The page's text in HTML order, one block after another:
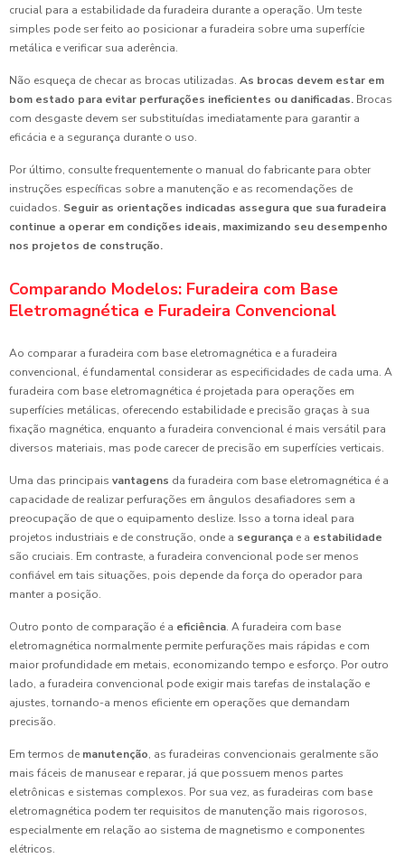
crucial para a estabilidade da furadeira durante a operação. Um teste
simples pode ser feito ao posicionar a furadeira sobre uma superfície
metálica e verificar sua aderência.
Não esqueça de checar as brocas utilizadas. As brocas devem estar em
bom estado para evitar perfurações ineficientes ou danificadas. Brocas
com desgaste devem ser substituídas imediatamente para garantir a
eficácia e a segurança durante o uso.
Por último, consulte frequentemente o manual do fabricante para obter
instruções específicas sobre a manutenção e as recomendações de
cuidados. Seguir as orientações indicadas assegura que sua furadeira
continue a operar em condições ideais, maximizando seu desempenho
nos projetos de construção.
Comparando Modelos: Furadeira com Base
Eletromagnética e Furadeira Convencional
Ao comparar a furadeira com base eletromagnética e a furadeira
convencional, é fundamental considerar as especificidades de cada uma. A
furadeira com base eletromagnética é projetada para operações em
superfícies metálicas, oferecendo estabilidade e precisão graças à sua
fixação magnética, enquanto a furadeira convencional é mais versátil para
diversos materiais, mas pode carecer de precisão em superfícies verticais.
Uma das principais vantagens da furadeira com base eletromagnética é a
capacidade de realizar perfurações em ângulos desafiadores sem a
preocupação de que o equipamento deslize. Isso a torna ideal para
projetos industriais e de construção, onde a segurança e a estabilidade
são cruciais. Em contraste, a furadeira convencional pode ser menos
confiável em tais situações, pois depende da força do operador para
manter a posição.
Outro ponto de comparação é a eficiência. A furadeira com base
eletromagnética normalmente permite perfurações mais rápidas e com
maior profundidade em metais, economizando tempo e esforço. Por outro
lado, a furadeira convencional pode exigir mais tarefas de instalação e
ajustes, tornando-a menos eficiente em operações que demandam
precisão.
Em termos de manutenção, as furadeiras convencionais geralmente são
mais fáceis de manusear e reparar, já que possuem menos partes
eletrônicas e sistemas complexos. Por sua vez, as furadeiras com base
eletromagnética podem ter requisitos de manutenção mais rigorosos,
especialmente em relação ao sistema de magnetismo e componentes
elétricos.